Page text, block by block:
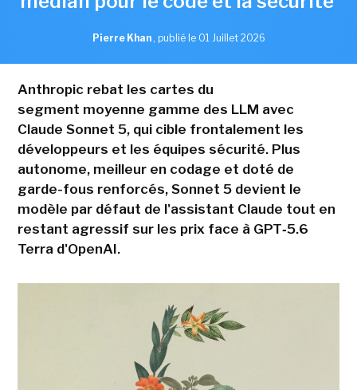
Pierre Khan , publié le 01 Juillet 2026
Anthropic rebat les cartes du
segment moyenne gamme des LLM avec
Claude Sonnet 5, qui cible frontalement les
développeurs et les équipes sécurité. Plus
autonome, meilleur en codage et doté de
garde-fous renforcés, Sonnet 5 devient le
modèle par défaut de l'assistant Claude tout en
restant agressif sur les prix face à GPT‑5.6
Terra d'OpenAI.